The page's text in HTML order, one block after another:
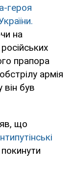
героя
на
прапора
армія
був
що